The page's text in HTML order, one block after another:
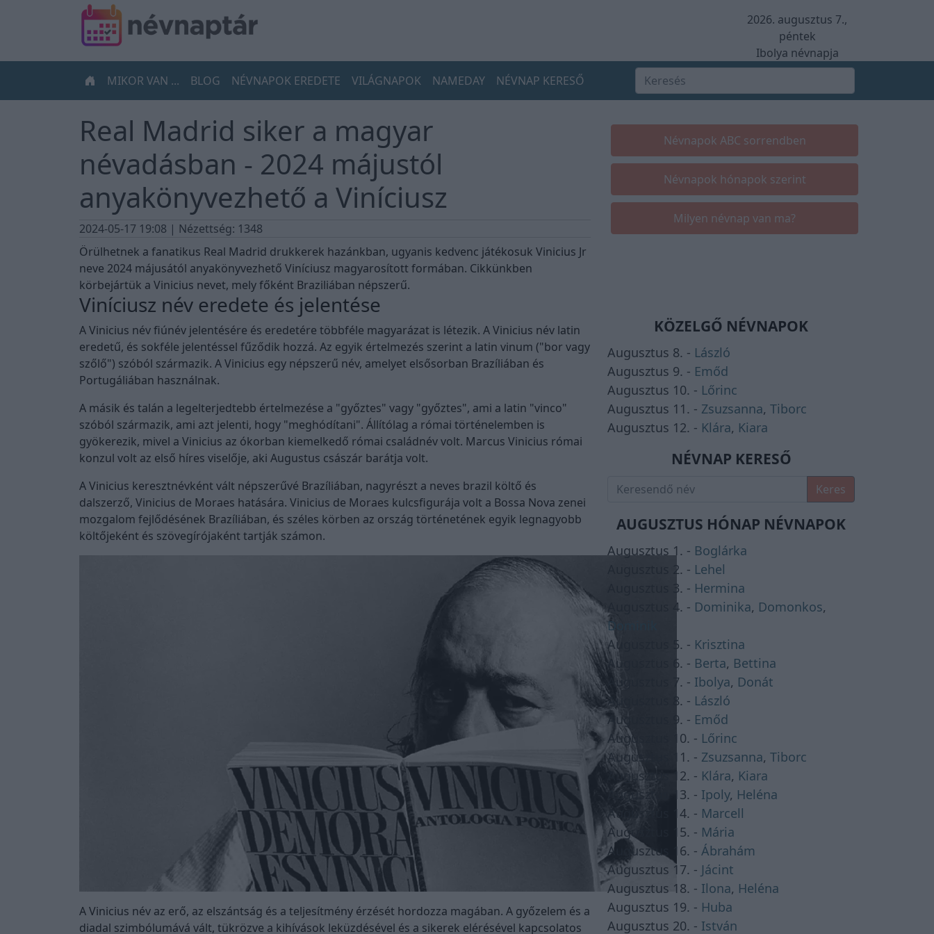
2026. augusztus 7.,
péntek
Ibolya névnapja
MIKOR VAN ...
BLOG NÉVNAPOK EREDETE VILÁGNAPOK NAMEDAY NÉVNAP KERESŐ
Real Madrid siker a magyar
névadásban - 2024 májustól
anyakönyvezhető a Viníciusz
2024-05-17 19:08 | Nézettség: 1348
Örülhetnek a fanatikus Real Madrid drukkerek hazánkban, ugyanis kedvenc játékosuk Vinicius Jr
neve 2024 májusától anyakönyvezhető Viníciusz magyarosított formában. Cikkünkben
körbejártük a Vinicius nevet, mely főként Braziliában népszerű.
Viníciusz név eredete és jelentése
A Vinicius név fiúnév jelentésére és eredetére többféle magyarázat is létezik. A Vinicius név latin
eredetű, és sokféle jelentéssel fűződik hozzá. Az egyik értelmezés szerint a latin vinum ("bor vagy
szőlő") szóból származik. A Vinicius egy népszerű név, amelyet elsősorban Brazíliában és
Portugáliában használnak.
A másik és talán a legelterjedtebb értelmezése a "győztes" vagy "győztes", ami a latin "vinco"
szóból származik, ami azt jelenti, hogy "meghódítani". Állítólag a római történelemben is
gyökerezik, mivel a Vinicius az ókorban kiemelkedő római családnév volt. Marcus Vinicius római
konzul volt az első híres viselője, aki Augustus császár barátja volt.
A Vinicius keresztnévként vált népszerűvé Brazíliában, nagyrészt a neves brazil költő és
dalszerző, Vinicius de Moraes hatására. Vinicius de Moraes kulcsfigurája volt a Bossa Nova zenei
mozgalom fejlődésének Brazíliában, és széles körben az ország történetének egyik legnagyobb
költőjeként és szövegírójaként tartják számon.
A Vinicius név az erő, az elszántság és a teljesítmény érzését hordozza magában. A győzelem és a
diadal szimbólumává vált, tükrözve a kihívások leküzdésével és a sikerek elérésével kapcsolatos
Névnapok ABC sorrendben
Névnapok hónapok szerint
Milyen névnap van ma?
KÖZELGŐ NÉVNAPOK
Augusztus 8. - László
Augusztus 9. - Emőd
Augusztus 10. - Lőrinc
Augusztus 11. - Zsuzsanna, Tiborc
Augusztus 12. - Klára, Kiara
NÉVNAP KERESŐ
Keres
AUGUSZTUS HÓNAP NÉVNAPOK
Augusztus 1. - Boglárka
Augusztus 2. - Lehel
Augusztus 3. - Hermina
Augusztus 4. - Dominika, Domonkos,
Dominik
Augusztus 5. - Krisztina
Augusztus 6. - Berta, Bettina
Augusztus 7. - Ibolya, Donát
Augusztus 8. - László
Augusztus 9. - Emőd
Augusztus 10. - Lőrinc
Augusztus 11. - Zsuzsanna, Tiborc
Augusztus 12. - Klára, Kiara
Augusztus 13. - Ipoly, Heléna
Augusztus 14. - Marcell
Augusztus 15. - Mária
Augusztus 16. - Ábrahám
Augusztus 17. - Jácint
Augusztus 18. - Ilona, Heléna
Augusztus 19. - Huba
Augusztus 20. - István